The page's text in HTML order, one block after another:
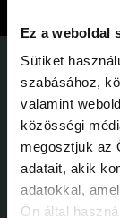
Ez a weboldal
Sütiket
szabásához,
valamint
közösségi
megosztjuk az
adatait, akik
adatokkal,
Ön által
GABLINI
Gablini